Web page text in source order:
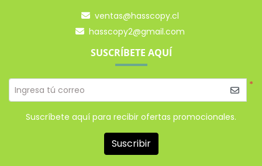
ventas@hasscopy.cl
hasscopy2@gmail.com
SUSCRÍBETE AQUÍ
*
Ingresa tú correo
Suscríbete aquí para recibir ofertas promocionales.
Suscribir